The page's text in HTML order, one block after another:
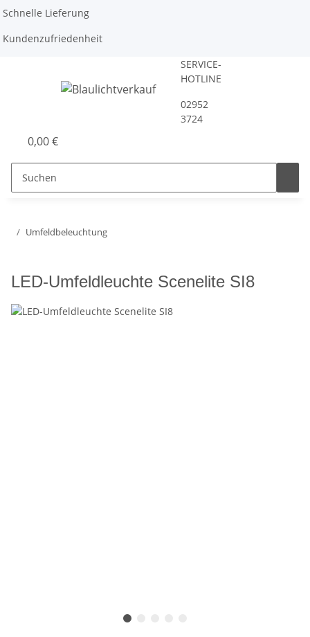
Schnelle Lieferung
Kundenzufriedenheit
SERVICE-
HOTLINE
02952
3724
0,00 €
Umfeldbeleuchtung
LED-Umfeldleuchte Scenelite SI8